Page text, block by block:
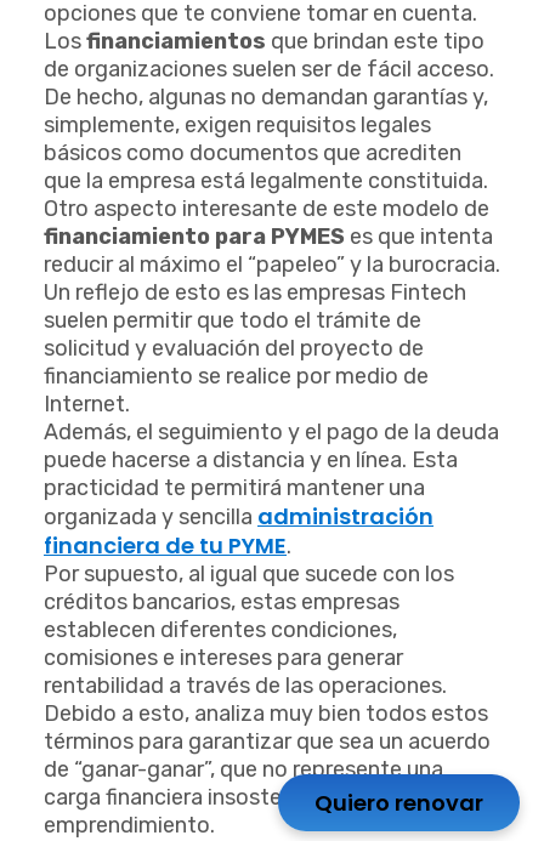
opciones que te conviene tomar en cuenta.
Losfinanciamientos que brindan este tipo
de organizaciones suelen ser de fácil acceso.
De hecho, algunas no demandan garantías y,
simplemente, exigen requisitos legales
básicos como documentos que acrediten
que la empresa está legalmente constituida.
Otro aspecto interesante de este modelo de
financiamiento para PYMES es que intenta
reducir al máximo el “papeleo” y la burocracia.
Un reflejo de esto es las empresas Fintech
suelen permitir que todo el trámite de
solicitud y evaluación del proyecto de
financiamiento se realice por medio de
Internet.
Además, el seguimiento y el pago de la deuda
puede hacerse a distancia y en línea. Esta
practicidad te permitirá mantener una
organizada y sencilla administración
financiera de tu PYME.
Por supuesto, al igual que sucede con los
créditos bancarios, estas empresas
establecen diferentes condiciones,
comisiones e intereses para generar
rentabilidad a través de las operaciones.
Debido a esto, analiza muy bien todos estos
términos para garantizar que sea un acuerdo
de “ganar-ganar”, que no represente una
carga financiera insostenible para tu
emprendimiento.
Quiero renovar